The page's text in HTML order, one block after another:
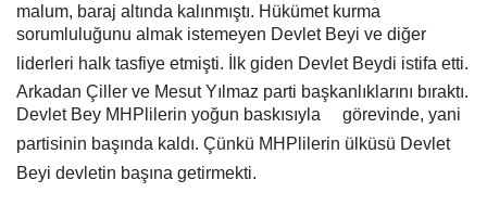
malum, baraj altında kalınmıştı. Hükümet kurma
sorumluluğunu almak istemeyen Devlet Beyi ve diğer
liderleri halk tasfiye etmişti. İlk giden Devlet Beydi istifa etti.
Arkadan Çiller ve Mesut Yılmaz parti başkanlıklarını bıraktı.
Devlet Bey MHPlilerin yoğun baskısıyla
görevinde, yani
partisinin başında kaldı. Çünkü MHPlilerin ülküsü Devlet
Beyi devletin başına getirmekti.